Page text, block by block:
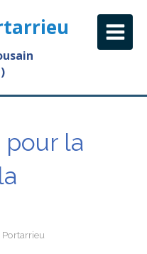
pour la
Portarrieu